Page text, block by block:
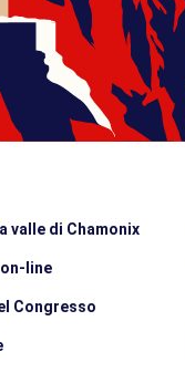
valle di Chamonix
line
Congresso